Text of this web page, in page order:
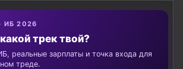
ИБ 2026
трек твой?
реальные зарплаты и точка входа для
треде.